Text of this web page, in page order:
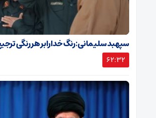
سپهبد سلیمانی: رنگ خدا را بر هر رنگی
62:32